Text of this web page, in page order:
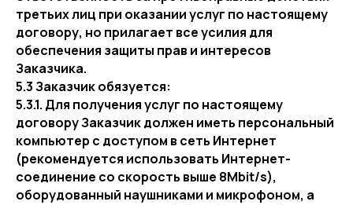
третьих лиц при оказании услуг по настоящему
договору, но прилагает все усилия для
обеспечения защиты прав и интересов
Заказчика.
5.3 Заказчик обязуется:
5.3.1. Для получения услуг по настоящему
договору Заказчик должен иметь персональный
компьютер с доступом в сеть Интернет
(рекомендуется использовать Интернет-
соединение со скорость выше 8Mbit/s),
оборудованный наушниками и микрофоном, а